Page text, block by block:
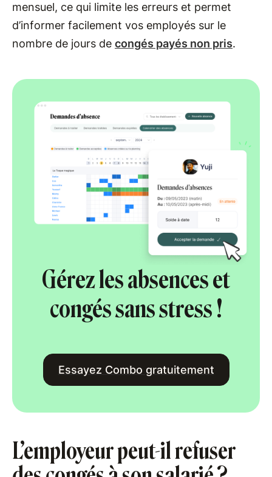
mensuel, ce qui limite les erreurs et permet
d’informer facilement vos employés sur le
nombre de jours de congés payés non pris.
Gérez les absences et
congés sans stress !
Essayez Combo gratuitement
L’employeur peut-il refuser